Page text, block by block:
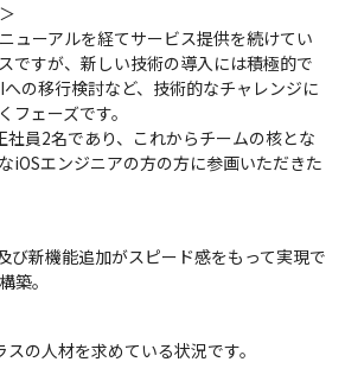
ューアルを経てサービス提供を続けてい
ですが、新しい技術の導入には積極的で
の移行検討など、技術的なチャレンジに
フェーズです。
社員2名であり、これからチームの核とな
iOSエンジニアの方の方に参画いただきた
び新機能追加がスピード感をもって実現で
築。
の人材を求めている状況です。